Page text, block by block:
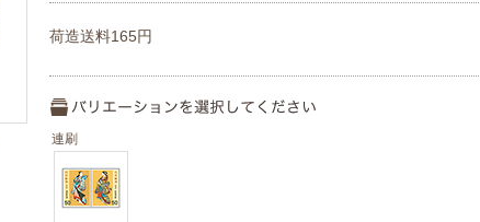
荷造送料165円
連刷